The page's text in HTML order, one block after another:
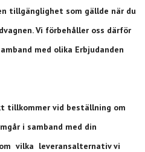
tillgänglighet som gällde när du
Vi förbehåller oss därför
med olika Erbjudanden
tillkommer vid beställning om
i samband med din
vilka leveransalternativ vi